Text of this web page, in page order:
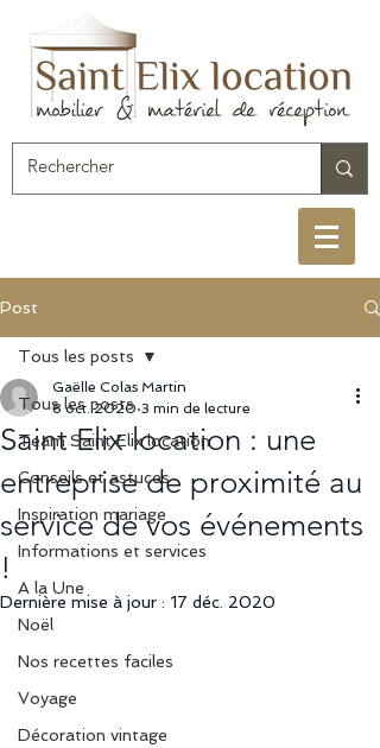
Post
Tous les posts
Team Saint Elix location
Conseils et astuces
Inspiration mariage
Informations et services
A la Une
Noël
Nos recettes faciles
Voyage
Décoration vintage
Tous les posts
Saint Elix location : une
entreprise de proximité au
service de vos événements
!
Gaëlle Colas Martin
8 oct. 2020 3 min de lecture
Dernière mise à jour : 17 déc. 2020